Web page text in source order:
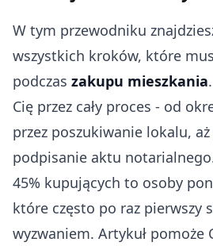
W tym przewodniku
wszystkich kroków, które
podczas zakupu mieszkania
Cię przez cały proces - od
przez poszukiwanie lokalu,
podpisanie aktu
45% kupujących to osoby
które często po raz pierwszy
wyzwaniem. Artykuł pomoże